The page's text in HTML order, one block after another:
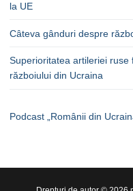
la UE
Câteva gânduri despre
Superioritatea artileriei
războiului din Ucraina
Podcast „Românii din